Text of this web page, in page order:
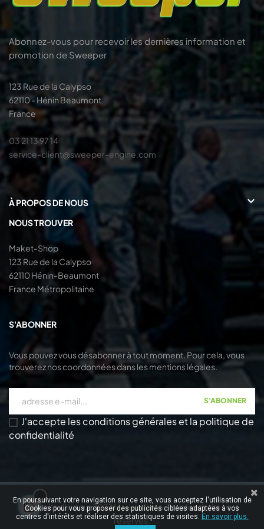
Abonnez-vous pour recevoir les dernières information et
promotion de Sweeper
123 Rue de la Calypso
62110 - Hénin Beaumont
France
03 21 13 97 14
service-client@sweeper-engine.com
À PROPOS DE NOUS 
NOUS TROUVER
Maket-Shop
123 Rue de la Calypso
62110 Hénin-Beaumont
France Métropolitaine
S'ABONNER
Vous pouvez vous désabonner à tout moment. Pour cela, vous
trouverez nos coordonnées dans les mentions légales.
S'ABONNER
J'accepte les conditions générales et la politique de
confidentialité
© Droits d'auteur 2022Market Shop . Tous les droits sont
réservés.
En poursuivant votre navigation sur ce site, vous acceptez l'utilisation de
Cookies pour vous proposer des publicités ciblées adaptées à vos
centres d'intérêts et réaliser des statistiques de visites. En savoir plus.